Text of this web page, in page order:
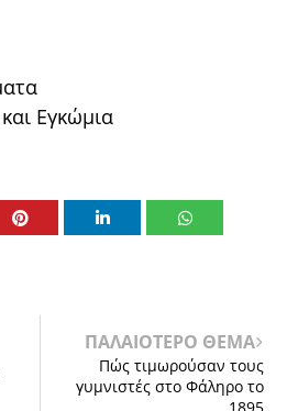
Εγκώμια
ΠΑΛΑΙΟΤΕΡΟ ΘΕΜΑ
Πώς τιμωρούσαν τους
γυμνιστές στο Φάληρο το